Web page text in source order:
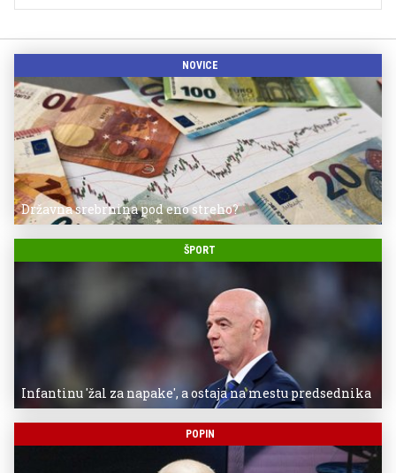
NOVICE
Državna srebrnina pod eno streho?
ŠPORT
Infantinu 'žal za napake', a ostaja na mestu predsednika
POPIN